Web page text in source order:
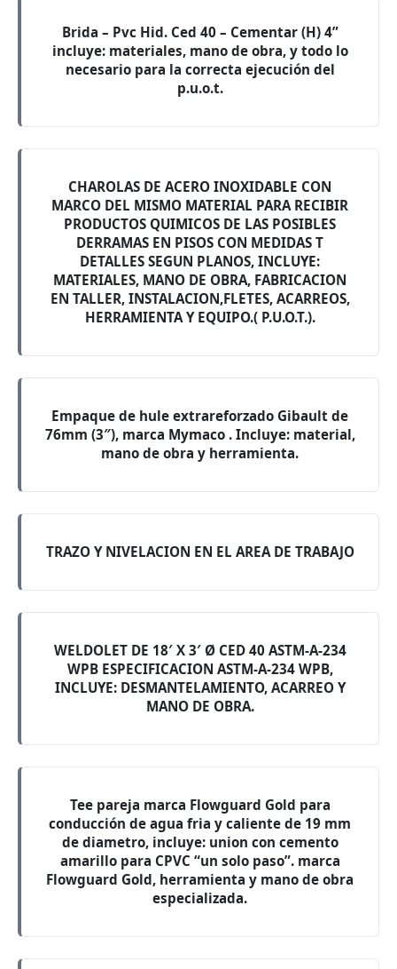
Brida – Pvc Hid. Ced 40 – Cementar (H) 4”
incluye: materiales, mano de obra, y todo lo
necesario para la correcta ejecución del
p.u.o.t.
CHAROLAS DE ACERO INOXIDABLE CON
MARCO DEL MISMO MATERIAL PARA RECIBIR
PRODUCTOS QUIMICOS DE LAS POSIBLES
DERRAMAS EN PISOS CON MEDIDAS T
DETALLES SEGUN PLANOS, INCLUYE:
MATERIALES, MANO DE OBRA, FABRICACION
EN TALLER, INSTALACION,FLETES, ACARREOS,
HERRAMIENTA Y EQUIPO.( P.U.O.T.).
Empaque de hule extrareforzado Gibault de
76mm (3″), marca Mymaco . Incluye: material,
mano de obra y herramienta.
TRAZO Y NIVELACION EN EL AREA DE TRABAJO
WELDOLET DE 18′ X 3′ Ø CED 40 ASTM-A-234
WPB ESPECIFICACION ASTM-A-234 WPB,
INCLUYE: DESMANTELAMIENTO, ACARREO Y
MANO DE OBRA.
Tee pareja marca Flowguard Gold para
conducción de agua fria y caliente de 19 mm
de diametro, incluye: union con cemento
amarillo para CPVC “un solo paso”. marca
Flowguard Gold, herramienta y mano de obra
especializada.